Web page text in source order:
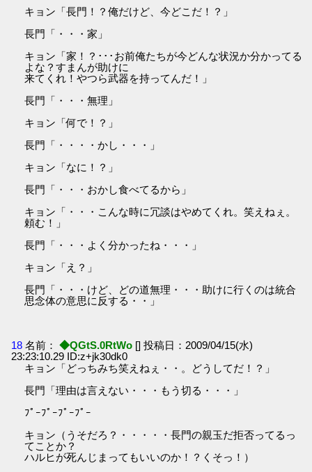
キョン「長門！？俺だけど、今どこだ！？」
長門「・・・家」
キョン「家！？･･･お前俺たちが今どんな状況か分かってる
よな？すまんが助けに
来てくれ！やつら武器を持ってんだ！」
長門「・・・無理」
キョン「何で！？」
長門「・・・・かし・・・」
キョン「なに！？」
長門「・・・おかし食べてるから」
キョン「・・・こんな時に冗談はやめてくれ。笑えねぇ。
頼む！」
長門「・・・よく分かったね・・・」
キョン「え？」
長門「・・・けど、どの道無理・・・助けに行くのは統合
思念体の意思に反する・・」
18 名前： ◆QGtS.0RtWo [] 投稿日：2009/04/15(水)
23:23:10.29 ID:z+jk30dk0
キョン「どっちみち笑えねぇ・・。どうしてだ！？」
長門「理由は言えない・・・もう切る・・・」
ﾌﾟｰﾌﾟｰﾌﾟｰﾌﾟｰ
キョン（うそだろ？・・・・・長門の親玉だ拒否ってるっ
てことか？
ハルヒが死んじまってもいいのか！？くそっ！）